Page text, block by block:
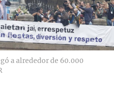
a alrededor de 60.000